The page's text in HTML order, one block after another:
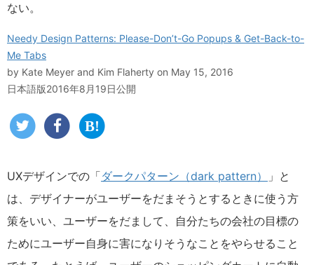
ない。
Needy Design Patterns: Please-Don’t-Go Popups & Get-Back-to-
Me Tabs
by Kate Meyer and Kim Flaherty on May 15, 2016
日本語版2016年8月19日公開
UXデザインでの「ダークパターン（dark pattern）
」と
は、デザイナーがユーザーをだまそうとするときに使う方
策をいい、ユーザーをだまして、自分たちの会社の目標の
ためにユーザー自身に害になりそうなことをやらせること